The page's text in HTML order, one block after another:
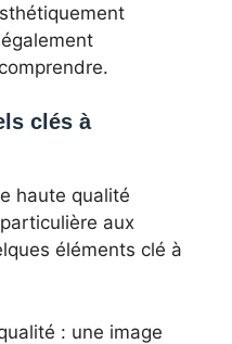
clés à
haute qualité
aux
éléments clé à
: une image